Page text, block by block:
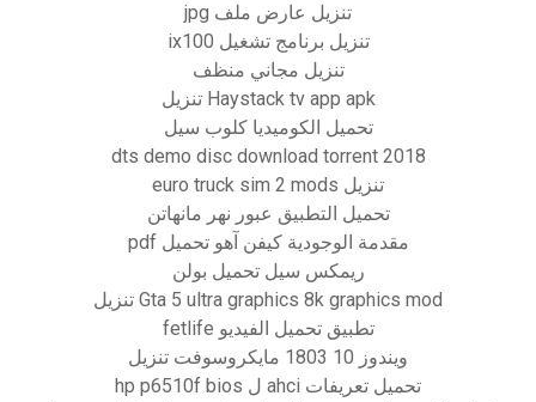
تنزيل عارض ملف jpg
تنزيل برنامج تشغيل ix100
تنزيل مجاني منظف
Haystack tv app apk تنزيل
تحميل الكوميديا ​​كلوب سيل
2018 dts demo disc download torrent
تنزيل euro truck sim 2 mods
تحميل التطبيق عبور نهر مانهاتن
مقدمة الوجودية كيفن آهو تحميل pdf
ريمكس سيل تحميل بولن
Gta 5 ultra graphics 8k graphics mod تنزيل
تطبيق تحميل الفيديو fetlife
ويندوز 10 1803 مايكروسوفت تنزيل
تحميل تعريفات ahci ل hp p6510f bios